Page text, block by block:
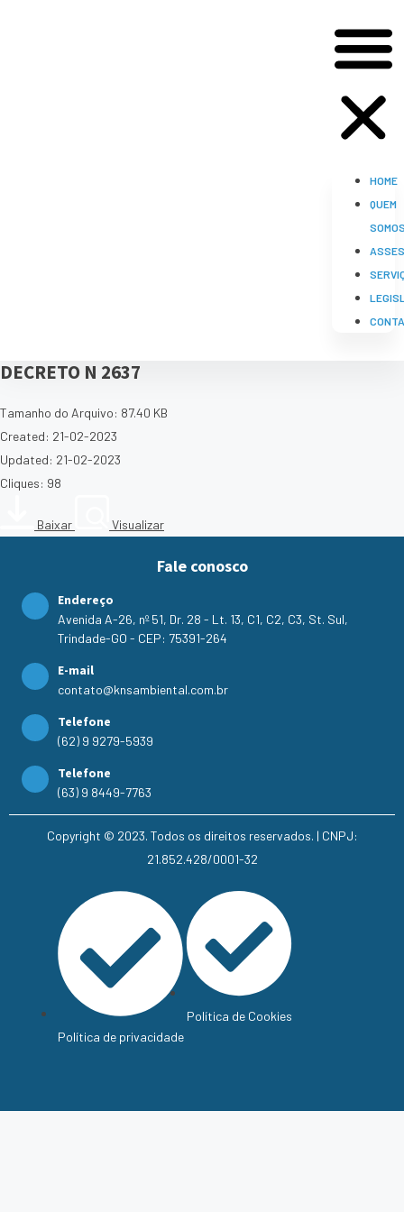
HOME
QUEM
DECRETO N 2637
Tamanho do Arquivo: 87.40 KB
Created: 21-02-2023
Updated: 21-02-2023
Cliques: 98
Baixar Visualizar
Fale conosco
Endereço
Avenida A-26, nº 51, Dr. 28 - Lt. 13, C1, C2, C3, St. Sul,
Trindade-GO - CEP: 75391-264
E-mail
contato@knsambiental.com.br
Telefone
(62) 9 9279-5939
Telefone
(63) 9 8449-7763
Copyright © 2023. Todos os direitos reservados. | CNPJ:
21.852.428/0001-32
Política de privacidade
Política de Cookies